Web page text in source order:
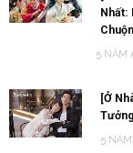
Nhất:
5 NĂM
[Ở
5 NĂM